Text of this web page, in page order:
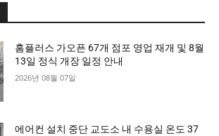
홈플러스 가오픈 67개 점포 영업 재개 및 8월
13일 정식 개장 일정 안내
2026년 08월 07일
에어컨 설치 중단 교도소 내 수용실 온도 37